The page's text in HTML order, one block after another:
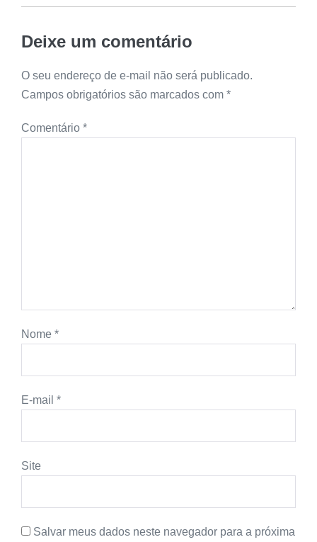
Deixe um comentário
O seu endereço de e-mail não será publicado.
Campos obrigatórios são marcados com *
Comentário *
Nome *
E-mail *
Site
Salvar meus dados neste navegador para a próxima